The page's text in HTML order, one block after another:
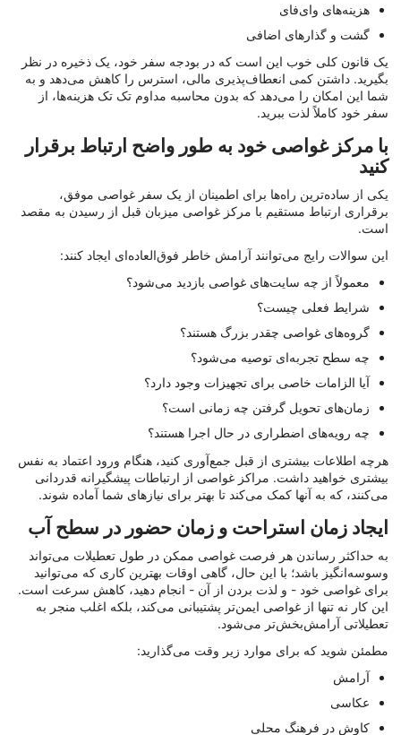
هزینه‌های وای‌فای
گشت و گذارهای اضافی
یک قانون کلی خوب این است که در بودجه سفر خود، یک ذخیره در نظر
بگیرید. داشتن کمی انعطاف‌پذیری مالی، استرس را کاهش می‌دهد و به
شما این امکان را می‌دهد که بدون محاسبه مداوم تک تک هزینه‌ها، از
سفر خود کاملاً لذت ببرید.
با مرکز غواصی خود به طور واضح ارتباط برقرار
کنید
یکی از ساده‌ترین راه‌ها برای اطمینان از یک سفر غواصی موفق،
برقراری ارتباط مستقیم با مرکز غواصی میزبان قبل از رسیدن به مقصد
است.
این سوالات رایج می‌توانند آرامش خاطر فوق‌العاده‌ای ایجاد کنند:
معمولاً از چه سایت‌های غواصی بازدید می‌شود؟
شرایط فعلی چیست؟
گروه‌های غواصی چقدر بزرگ هستند؟
چه سطح تجربه‌ای توصیه می‌شود؟
آیا الزامات خاصی برای تجهیزات وجود دارد؟
زمان‌های تحویل گرفتن چه زمانی است؟
چه رویه‌های اضطراری در حال اجرا هستند؟
هرچه اطلاعات بیشتری از قبل جمع‌آوری کنید، هنگام ورود اعتماد به نفس
بیشتری خواهید داشت. مراکز غواصی از ارتباطات پیشگیرانه قدردانی
می‌کنند، که به آنها کمک می‌کند تا بهتر برای نیازهای شما آماده شوند.
ایجاد زمان استراحت و زمان حضور در سطح آب
به حداکثر رساندن هر فرصت غواصی ممکن در طول تعطیلات می‌تواند
وسوسه‌انگیز باشد؛ با این حال، گاهی اوقات بهترین کاری که می‌توانید
برای غواصی خود - و لذت بردن از آن - انجام دهید، کاهش سرعت است.
این کار نه تنها از غواصی ایمن‌تر پشتیبانی می‌کند، بلکه اغلب منجر به
تعطیلاتی آرامش‌بخش‌تر می‌شود.
مطمئن شوید که برای موارد زیر وقت می‌گذارید:
آرامش
عکاسی
کاوش در فرهنگ محلی